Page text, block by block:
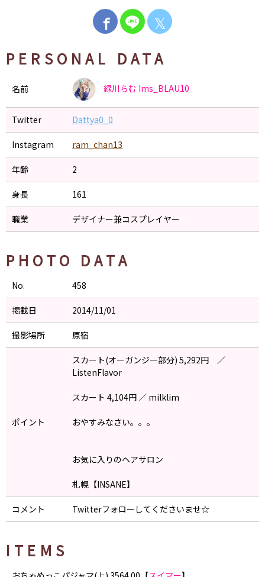
𝕏
PERSONAL DATA
名前 緑川らむ Ims_BLAU10
Twitter Dattya0_0
Instagram ram_chan13
年齢 2
身長 161
職業 デザイナー兼コスプレイヤー
PHOTO DATA
No. 458
掲載日 2014/11/01
撮影場所 原宿
ポイント
スカート(オーガンジー部分) 5,292円 ／
ListenFlavor
スカート 4,104円 ／ milklim
おやすみなさい。。。
お気に入りのヘアサロン
札幌【INSANE】
コメント Twitterフォローしてくださいませ☆
ITEMS